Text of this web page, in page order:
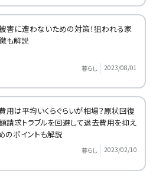
害に遭わないための対策！狙われる家
も解説
暮らし 2023/08/01
用は平均いくらぐらいが相場？原状回復
請求トラブルを回避して退去費用を抑え
のポイントも解説
暮らし 2023/02/10